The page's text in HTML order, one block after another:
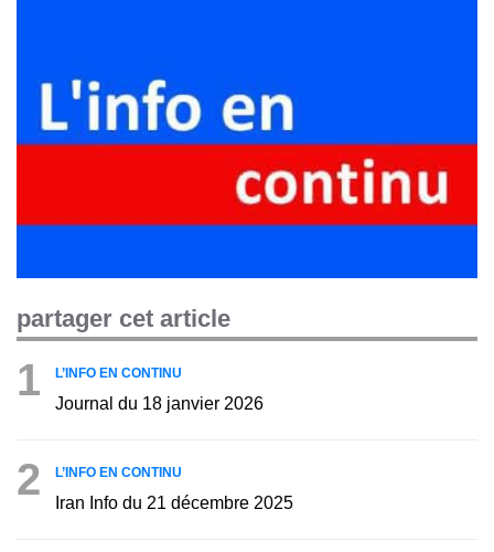
partager cet article
1 L’INFO EN CONTINU
Journal du 18 janvier 2026
2 L’INFO EN CONTINU
Iran Info du 21 décembre 2025